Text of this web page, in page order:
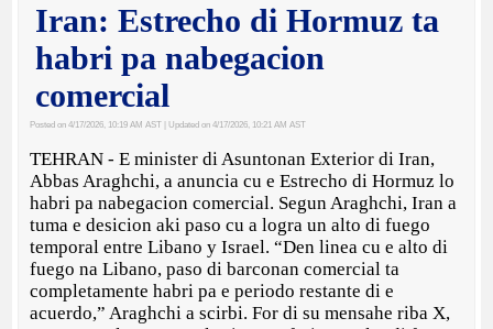
Iran: Estrecho di Hormuz ta
habri pa nabegacion
comercial
Posted on 4/17/2026, 10:19 AM AST | Updated on 4/17/2026, 10:21 AM AST
TEHRAN - E minister di Asuntonan Exterior di Iran,
Abbas Araghchi, a anuncia cu e Estrecho di Hormuz lo
habri pa nabegacion comercial. Segun Araghchi, Iran a
tuma e desicion aki paso cu a logra un alto di fuego
temporal entre Libano y Israel. “Den linea cu e alto di
fuego na Libano, paso di barconan comercial ta
completamente habri pa e periodo restante di e
acuerdo,” Araghchi a scirbi. For di su mensahe riba X,